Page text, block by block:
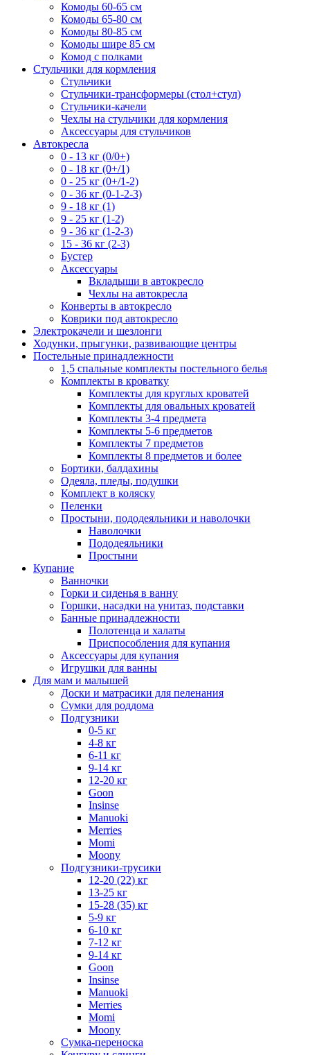
Комоды 60-65 см
Комоды 65-80 см
Комоды 80-85 см
Комоды шире 85 см
Комод с полками
Стульчики для кормления
Стульчики
Стульчики-трансформеры (стол+стул)
Стульчики-качели
Чехлы на стульчики для кормления
Аксессуары для стульчиков
Автокресла
0 - 13 кг (0/0+)
0 - 18 кг (0+/1)
0 - 25 кг (0+/1-2)
0 - 36 кг (0-1-2-3)
9 - 18 кг (1)
9 - 25 кг (1-2)
9 - 36 кг (1-2-3)
15 - 36 кг (2-3)
Бустер
Аксессуары
Вкладыши в автокресло
Чехлы на автокресла
Конверты в автокресло
Коврики под автокресло
Электрокачели и шезлонги
Ходунки, прыгунки, развивающие центры
Постельные принадлежности
1,5 спальные комплекты постельного белья
Комплекты в кроватку
Комплекты для круглых кроватей
Комплекты для овальных кроватей
Комплекты 3-4 предмета
Комплекты 5-6 предметов
Комплекты 7 предметов
Комплекты 8 предметов и более
Бортики, балдахины
Одеяла, пледы, подушки
Комплект в коляску
Пеленки
Простыни, пододеяльники и наволочки
Наволочки
Пододеяльники
Простыни
Купание
Ванночки
Горки и сиденья в ванну
Горшки, насадки на унитаз, подставки
Банные принадлежности
Полотенца и халаты
Приспособления для купания
Аксессуары для купания
Игрушки для ванны
Для мам и малышей
Доски и матрасики для пеленания
Сумки для роддома
Подгузники
0-5 кг
4-8 кг
6-11 кг
9-14 кг
12-20 кг
Goon
Insinse
Manuoki
Merries
Momi
Moony
Подгузники-трусики
12-20 (22) кг
13-25 кг
15-28 (35) кг
5-9 кг
6-10 кг
7-12 кг
9-14 кг
Goon
Insinse
Manuoki
Merries
Momi
Moony
Сумка-переноска